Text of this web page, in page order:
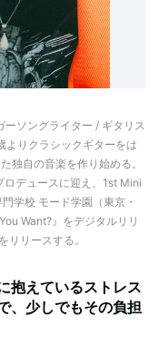
ソングライター / ギタリス
よりクラシックギターをは
独自の音楽を作り始める。
デュースに迎え、1st Mini
学校 モード学園（東京・
Want?』をデジタルリリ
リースする。
抱えているストレス
、少しでもその負担